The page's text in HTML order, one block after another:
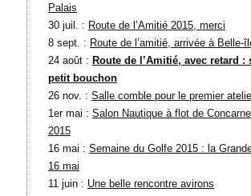
Palais
30 juil. : Route de l’Amitié 2015, merci
8 sept. : Route de l’amitié, arrivée à Belle-
24 août : Route de l’Amitié, avec retard :
petit bouchon
26 nov. : Salle comble pour le premier
1er mai : Salon Nautique à flot de
2015
16 mai : Semaine du Golfe 2015 : la
16 mai
11 juin : Une belle rencontre avirons